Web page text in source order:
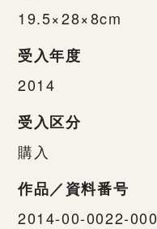
19.5×28×8cm
受入年度
2014
受入区分
購入
作品／資料番号
2014-00-0022-000